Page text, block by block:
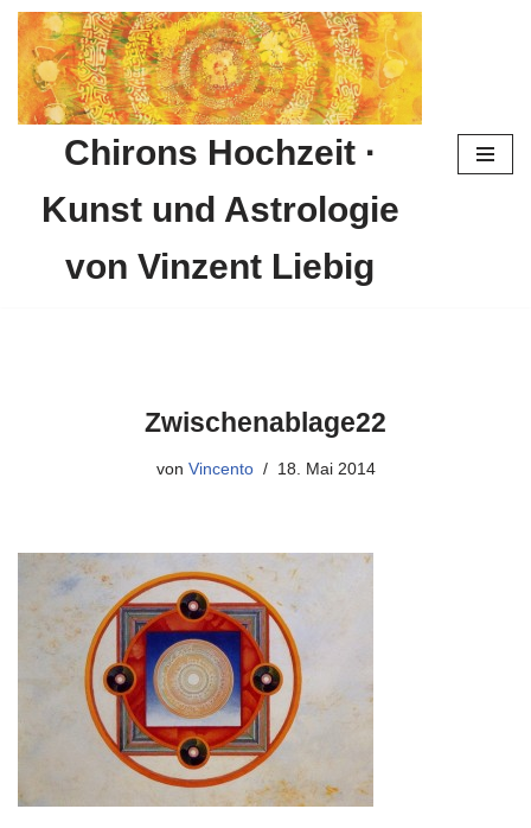
Zum
Inhalt
springen
Chirons Hochzeit ·
Kunst und Astrologie
von Vinzent Liebig
Zwischenablage22
von Vincento 18. Mai 2014